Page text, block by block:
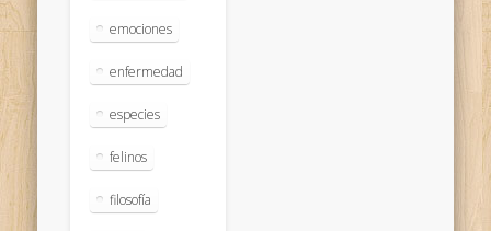
emociones
enfermedad
especies
felinos
filosofía